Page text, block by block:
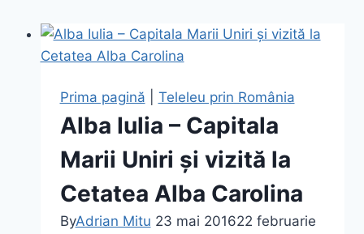
Prima pagină Teleleu prin România
Alba Iulia – Capitala
Marii Uniri și vizită la
Cetatea Alba Carolina
ByAdrian Mitu 23 mai 201622 februarie